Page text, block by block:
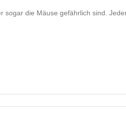
die Mäuse gefährlich sind.